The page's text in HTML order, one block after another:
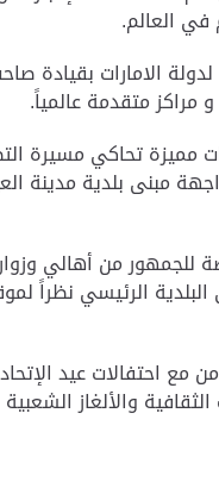
في العالم.
الامارات
مراكز متقدمة عالمياً.
تحاكي مسيرة
مبنى بلدية مدينة
من أهالي
الرئيسي
والألغاز